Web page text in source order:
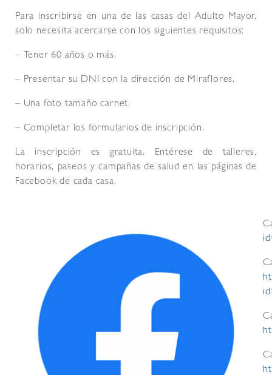
Para inscribirse en una de las casas del Adulto Mayor,
solo necesita acercarse con los siguientes requisitos:
– Tener 60 años o más.
– Presentar su DNI con la dirección de Miraflores.
– Una foto tamaño carnet.
– Completar los formularios de inscripción.
La inscripción es gratuita. Entérese de talleres,
horarios, paseos y campañas de salud en las páginas de
Facebook de cada casa.